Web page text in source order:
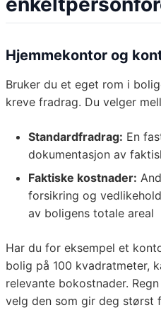
Hjemmekontor og
Bruker du et eget rom i
kreve fradrag. Du velger
Standardfradrag: En
dokumentasjon av
Faktiske kostnader:
forsikring og
av boligens totale areal
Har du for eksempel et
bolig på 100 kvadratmeter,
relevante bokostnader.
velg den som gir deg størst